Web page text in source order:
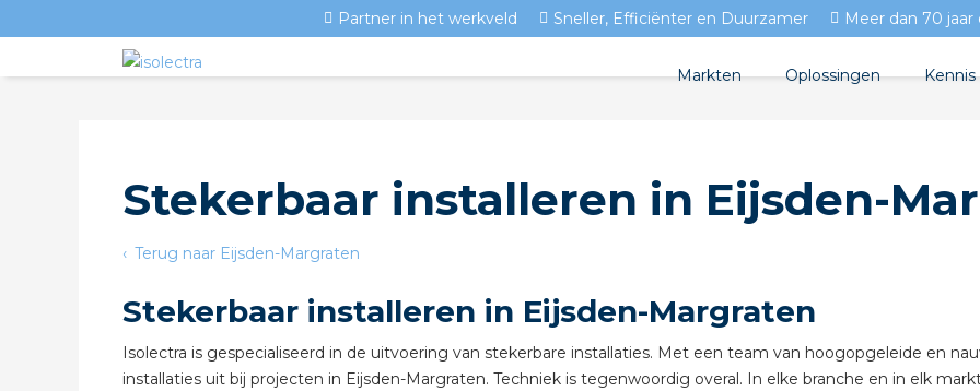
Stekerbaar installeren in Eijsden-
Terug naar Eijsden-Margraten
Stekerbaar installeren in Eijsden-Margraten
Isolectra is gespecialiseerd in de uitvoering van stekerbare installaties. Met een team van hoogopgeleide en
installaties uit bij projecten in Eijsden-Margraten. Techniek is tegenwoordig overal. In elke branche en in elk
Partner in het werkveld Sneller, Efficiënter en Duurzamer Meer dan 70 jaar
Markten
Utiliteit
Oplossingen
Circulair installeren
Stekerbaar installeren
Kennis